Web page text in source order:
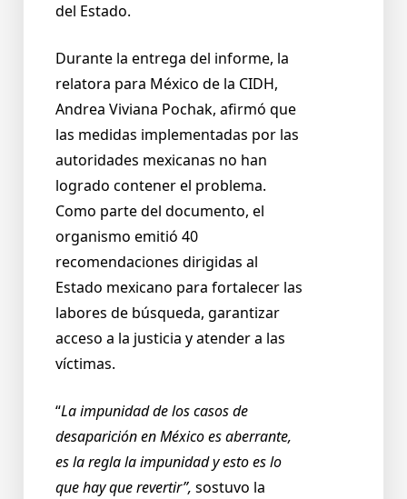
del Estado.
Durante la entrega del informe, la
relatora para México de la CIDH,
Andrea Viviana Pochak, afirmó que
las medidas implementadas por las
autoridades mexicanas no han
logrado contener el problema.
Como parte del documento, el
organismo emitió 40
recomendaciones dirigidas al
Estado mexicano para fortalecer las
labores de búsqueda, garantizar
acceso a la justicia y atender a las
víctimas.
“La impunidad de los casos de
desaparición en México es aberrante,
es la regla la impunidad y esto es lo
que hay que revertir”, sostuvo la